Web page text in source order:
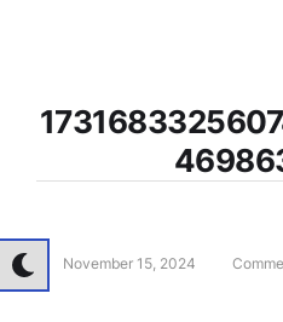
November 15, 2024